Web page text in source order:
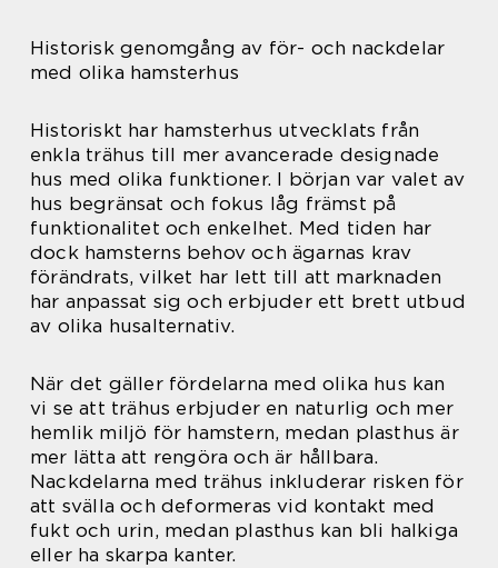
Historisk genomgång av för- och nackdelar
med olika hamsterhus
Historiskt har hamsterhus utvecklats från
enkla trähus till mer avancerade designade
hus med olika funktioner. I början var valet av
hus begränsat och fokus låg främst på
funktionalitet och enkelhet. Med tiden har
dock hamsterns behov och ägarnas krav
förändrats, vilket har lett till att marknaden
har anpassat sig och erbjuder ett brett utbud
av olika husalternativ.
När det gäller fördelarna med olika hus kan
vi se att trähus erbjuder en naturlig och mer
hemlik miljö för hamstern, medan plasthus är
mer lätta att rengöra och är hållbara.
Nackdelarna med trähus inkluderar risken för
att svälla och deformeras vid kontakt med
fukt och urin, medan plasthus kan bli halkiga
eller ha skarpa kanter.